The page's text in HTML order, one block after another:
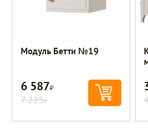
Модуль Бетти №19
6 587Р
7 225Р